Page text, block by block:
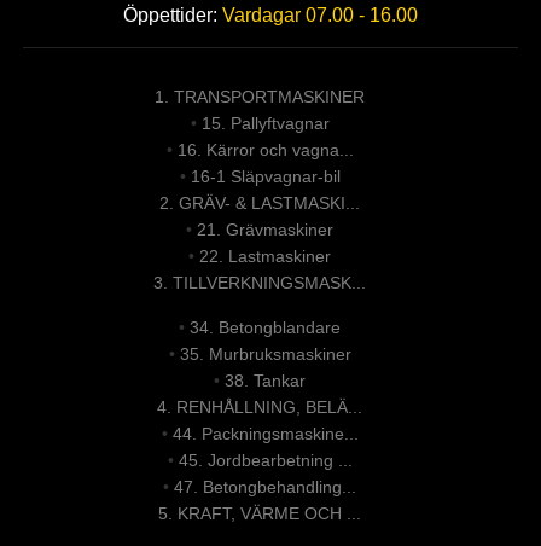
Öppettider: Vardagar 07.00 - 16.00
1. TRANSPORTMASKINER
• 15. Pallyftvagnar
• 16. Kärror och vagna...
• 16-1 Släpvagnar-bil
2. GRÄV- & LASTMASKI...
• 21. Grävmaskiner
• 22. Lastmaskiner
3. TILLVERKNINGSMASK...
•34. Betongblandare
• 35. Murbruksmaskiner
•38. Tankar
4. RENHÅLLNING, BELÄ...
• 44. Packningsmaskine...
• 45. Jordbearbetning ...
•47. Betongbehandling...
5. KRAFT, VÄRME OCH ...